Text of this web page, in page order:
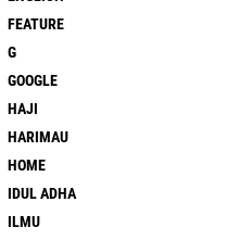
FEATURE
G
GOOGLE
HAJI
HARIMAU
HOME
IDUL ADHA
ILMU